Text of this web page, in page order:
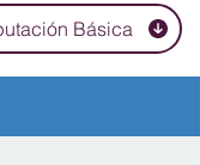
Básica